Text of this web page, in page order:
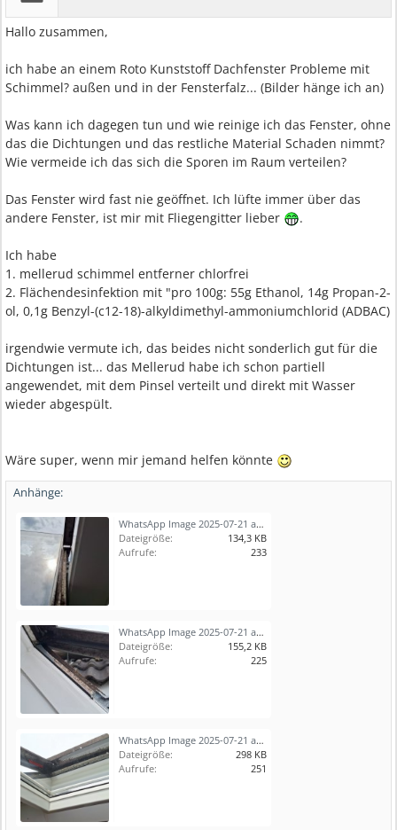
Hallo zusammen,
ich habe an einem Roto Kunststoff Dachfenster Probleme mit
Schimmel? außen und in der Fensterfalz... (Bilder hänge ich an)
Was kann ich dagegen tun und wie reinige ich das Fenster, ohne
das die Dichtungen und das restliche Material Schaden nimmt?
Wie vermeide ich das sich die Sporen im Raum verteilen?
Das Fenster wird fast nie geöffnet. Ich lüfte immer über das
andere Fenster, ist mir mit Fliegengitter lieber
.
Ich habe
1. mellerud schimmel entferner chlorfrei
2. Flächendesinfektion mit "pro 100g: 55g Ethanol, 14g Propan-2-
ol, 0,1g Benzyl-(c12-18)-alkyldimethyl-ammoniumchlorid (ADBAC)
irgendwie vermute ich, das beides nicht sonderlich gut für die
Dichtungen ist... das Mellerud habe ich schon partiell
angewendet, mit dem Pinsel verteilt und direkt mit Wasser
wieder abgespült.
Wäre super, wenn mir jemand helfen könnte
Anhänge:
WhatsApp Image 2025-07-21 at 15.42.56.jpeg
Dateigröße:
134,3 KB
Aufrufe:
233
WhatsApp Image 2025-07-21 at 15.42.58 (1).jpeg
Dateigröße:
155,2 KB
Aufrufe:
225
WhatsApp Image 2025-07-21 at 15.42.58 (2).jpeg
Dateigröße:
298 KB
Aufrufe:
251